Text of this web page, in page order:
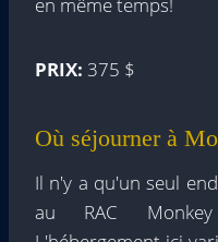
en même temps!
PRIX: 375 $
Où séjourner à
Il n'y a qu'un seul
au RAC